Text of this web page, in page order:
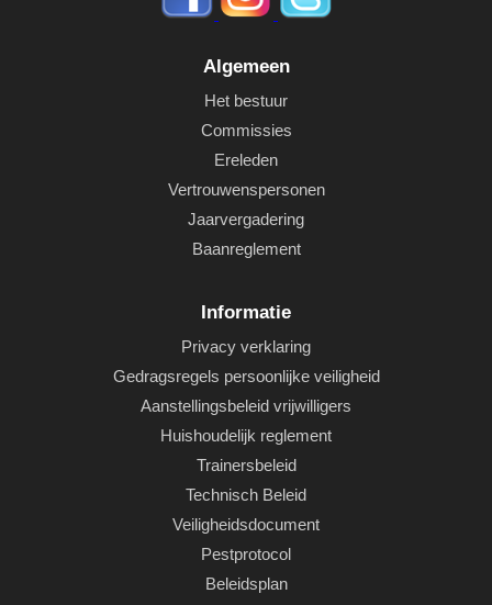
Algemeen
Het bestuur
Commissies
Ereleden
Vertrouwenspersonen
Jaarvergadering
Baanreglement
Informatie
Privacy verklaring
Gedragsregels persoonlijke veiligheid
Aanstellingsbeleid vrijwilligers
Huishoudelijk reglement
Trainersbeleid
Technisch Beleid
Veiligheidsdocument
Pestprotocol
Beleidsplan